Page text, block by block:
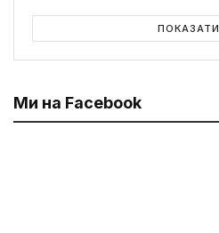
Ми на Facebook